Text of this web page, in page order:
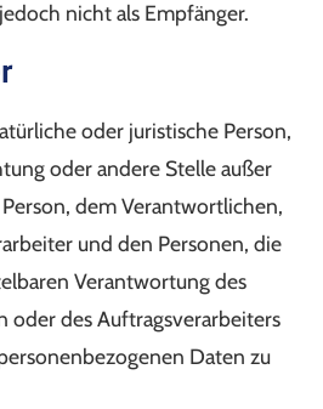
nicht als Empfänger.
oder juristische Person,
oder andere Stelle außer
dem Verantwortlichen,
und den Personen, die
Verantwortung des
oder des Auftragsverarbeiters
Daten zu